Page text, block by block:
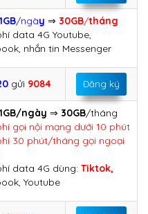
1GB/ngày ⇒ 30GB/tháng
data 4G Youtube,
nhắn tin Messenger
gửi 9084 Đăng ký
1GB/ngày ⇒ 30GB/tháng
gọi nội mạng dưới 10 phút
30 phút/tháng gọi ngoại
data 4G dùng: Tiktok,
Youtube